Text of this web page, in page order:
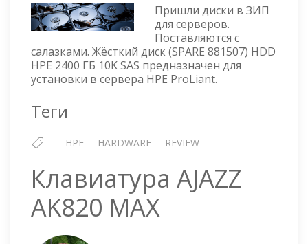
2.4TB
10K
SAS
—
EG002400JXLWC
Пришли диски в ЗИП
для серверов.
Поставляются с
салазками. Жёсткий диск (SPARE 881507) HDD
HPE 2400 ГБ 10K SAS предназначен для
установки в сервера HPE ProLiant.
Теги
HPE HARDWARE REVIEW
Клавиатура AJAZZ
AK820 MAX